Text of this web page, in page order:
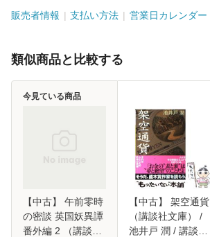
販売者情報 支払い方法 営業日カレンダー
類似商品と比較する
【中古】 午前零時
の密談 英国妖異譚
番外編 2 （講談社
今見ている商品
【中古】 架空通貨
（講談社文庫） /
池井戸 潤 / 講談社